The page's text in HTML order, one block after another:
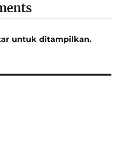
untuk ditampilkan.